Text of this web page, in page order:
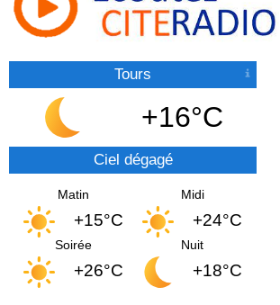
Tours
+16°C
Ciel dégagé
Matin
+15°C
Midi
+24°C
Soirée
+26°C
Nuit
+18°C